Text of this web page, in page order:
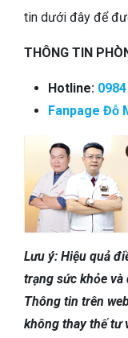
tin dưới đây để
THÔNG TIN
Hotline:
Fanpage Đỗ
Lưu ý: Hiệu quả
trạng sức khỏe
Thông tin trên
không thay thế tư